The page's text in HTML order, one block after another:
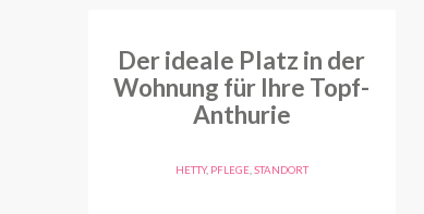
Der ideale Platz in der
Wohnung für Ihre Topf-
Anthurie
HETTY, PFLEGE, STANDORT